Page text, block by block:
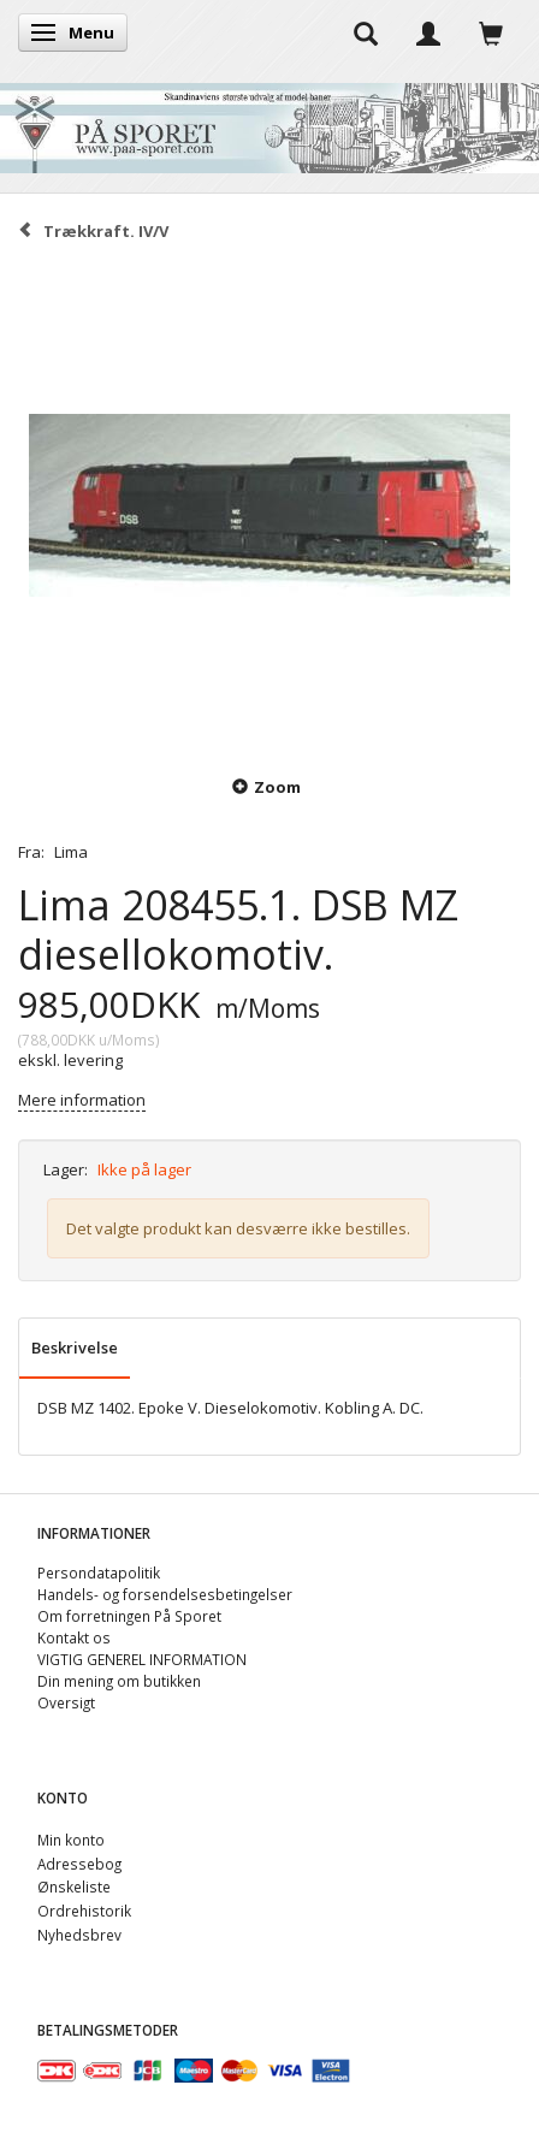
Skifte navigation
Menu
Trækkraft. IV/V
Zoom
Fra: Lima
Lima 208455.1. DSB MZ
diesellokomotiv.
985,00DKK m/Moms
(788,00DKK u/Moms)
ekskl. levering
Mere information
Lager: Ikke på lager
Det valgte produkt kan desværre ikke bestilles.
Beskrivelse
DSB MZ 1402. Epoke V. Dieselokomotiv. Kobling A. DC.
INFORMATIONER
Persondatapolitik
Handels- og forsendelsesbetingelser
Om forretningen På Sporet
Kontakt os
VIGTIG GENEREL INFORMATION
Din mening om butikken
Oversigt
KONTO
Min konto
Adressebog
Ønskeliste
Ordrehistorik
Nyhedsbrev
BETALINGSMETODER